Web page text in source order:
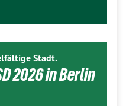
Stadt.
2026 in Berlin